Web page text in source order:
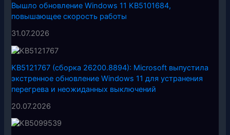
Вышло обновление Windows 11 KB5101684,
повышающее скорость работы
31.07.2026
KB5121767 (сборка 26200.8894): Microsoft выпустила
экстренное обновление Windows 11 для устранения
перегрева и неожиданных выключений
20.07.2026